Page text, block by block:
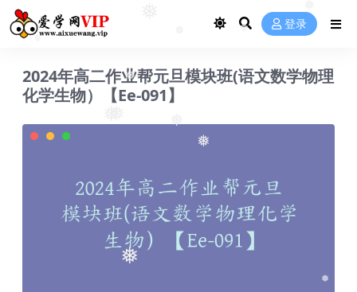
❅❅
❅
❅
❅ 登录
2024年高二作业帮元旦模块班(语文数学物理
化学生物）【Ee-091】